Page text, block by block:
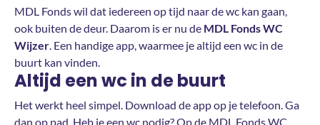
MDL Fonds wil dat iedereen op tijd naar de wc kan gaan,
ook buiten de deur. Daarom is er nu de MDL Fonds WC
Wijzer. Een handige app, waarmee je altijd een wc in de
buurt kan vinden.
Altijd een wc in de buurt
Het werkt heel simpel. Download de app op je telefoon. Ga
dan op pad. Heb je een wc nodig? Op de MDL Fonds WC